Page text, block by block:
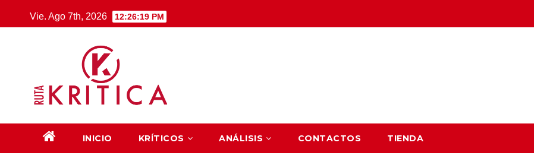
al
Vie. Ago 7th, 2026 12:26:20 PM
INICIO KRÍTICOS ANÁLISIS CONTACTOS TIENDA